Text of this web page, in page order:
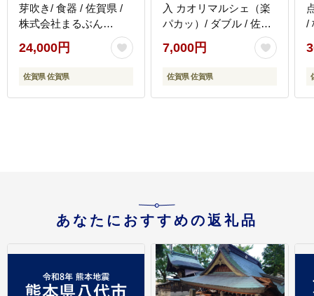
芽吹き/ 食器 / 佐賀県 /
株式会社まるぶん
[41APCD017]
24,000円
佐賀県 佐賀県
入 カオリマルシェ（楽
パカッ）/ ダブル / 佐賀
県 / コトブキ製紙株式会
社 [41AHAA002]
7,000円
佐賀県 佐賀県
/
あなたにおすすめの返礼品